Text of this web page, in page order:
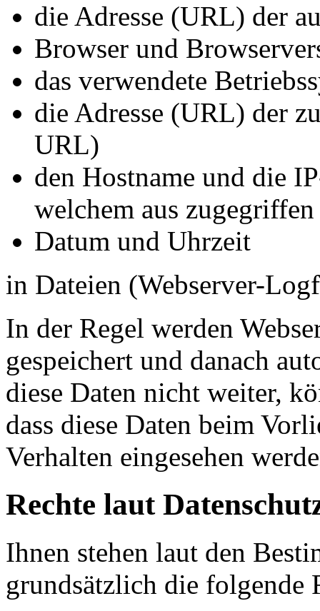
die Adresse (URL) der
Browser und
das verwendete
die Adresse (URL) der
URL)
den Hostname und die
welchem aus
Datum und Uhrzeit
in Dateien (Webserver-
In der Regel werden
gespeichert und danach
diese Daten nicht weiter,
dass diese Daten beim
Verhalten eingesehen
Rechte laut
Ihnen stehen laut den
grundsätzlich die folgende